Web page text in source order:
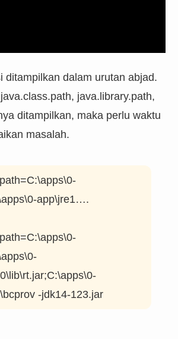
ditampilkan dalam urutan abjad.
java.library.path,
ditampilkan, maka perlu waktu
masalah.
app\jre1….
-jdk14-123.jar